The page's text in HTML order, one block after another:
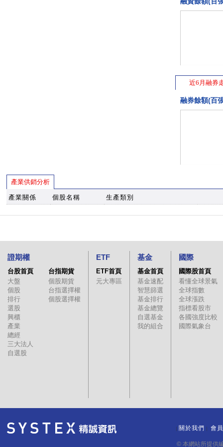
近6月融券
融券餘額(百
產業供銷分析
產業關係 個股名稱 生產類別
證期權
台股首頁
大盤
個股
排行
選股
興櫃
產業
總經
三大法人
自選股
台指期貨
個股期貨
台指選擇權
個股選擇權
ETF
ETF首頁
元大專區
基金
基金首頁
基金速配
智慧篩選
基金排行
基金總覽
自選基金
我的組合
國際
國際股首頁
看懂全球景氣
全球指數
全球漲跌
指標看股市
各國強度比較
國際氣象台
關於我們 會
© 本網站所提供